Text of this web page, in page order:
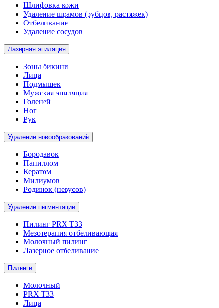
Шлифовка кожи
Удаление шрамов (рубцов, растяжек)
Отбеливание
Удаление сосудов
Лазерная эпиляция
Зоны бикини
Лица
Подмышек
Мужская эпиляция
Голеней
Ног
Рук
Удаление новообразований
Бородавок
Папиллом
Кератом
Милиумов
Родинок (невусов)
Удаление пигментации
Пилинг PRX T33
Мезотерапия отбеливающая
Молочный пилинг
Лазерное отбеливание
Пилинги
Молочный
PRX T33
Лица